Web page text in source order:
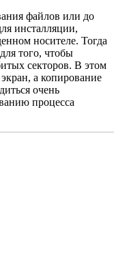
файлов или до
инсталляции,
носителе. Тогда
того, чтобы
секторов. В этом
а копирование
очень
процесса